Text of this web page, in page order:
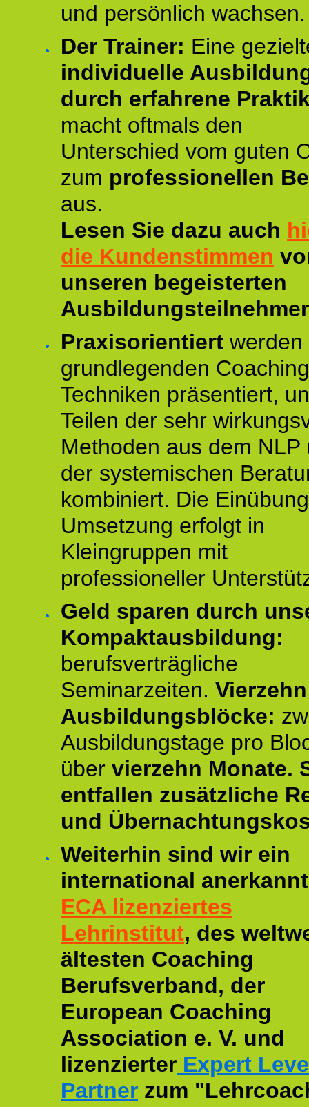
und persönlich wachsen.
Der Trainer: Eine
individuelle
durch erfahrene
macht oftmals den
Unterschied vom guten
zum professionellen
aus.
Lesen Sie dazu auch
die Kundenstimmen
unseren begeisterten
Praxisorientiert werden
grundlegenden
Techniken präsentiert,
Teilen der sehr
Methoden aus dem NLP
der systemischen
kombiniert. Die
Umsetzung erfolgt in
Kleingruppen mit
professioneller
Geld sparen durch
Kompaktausbildung:
berufsverträgliche
Seminarzeiten. Vierzehn
Ausbildungsblöcke:
Ausbildungstage pro
über vierzehn Monate.
entfallen zusätzliche
und
Weiterhin sind wir ein
international
ECA lizenziertes
Lehrinstitut, des
ältesten Coaching
Berufsverband, der
European Coaching
Association e. V. und
lizenzierter Expert
Partner zum